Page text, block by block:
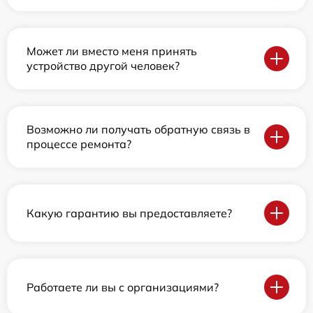
Может ли вместо меня принять
устройство другой человек?
Возможно ли получать обратную связь в
процессе ремонта?
Какую гарантию вы предоставляете?
Работаете ли вы с организациями?